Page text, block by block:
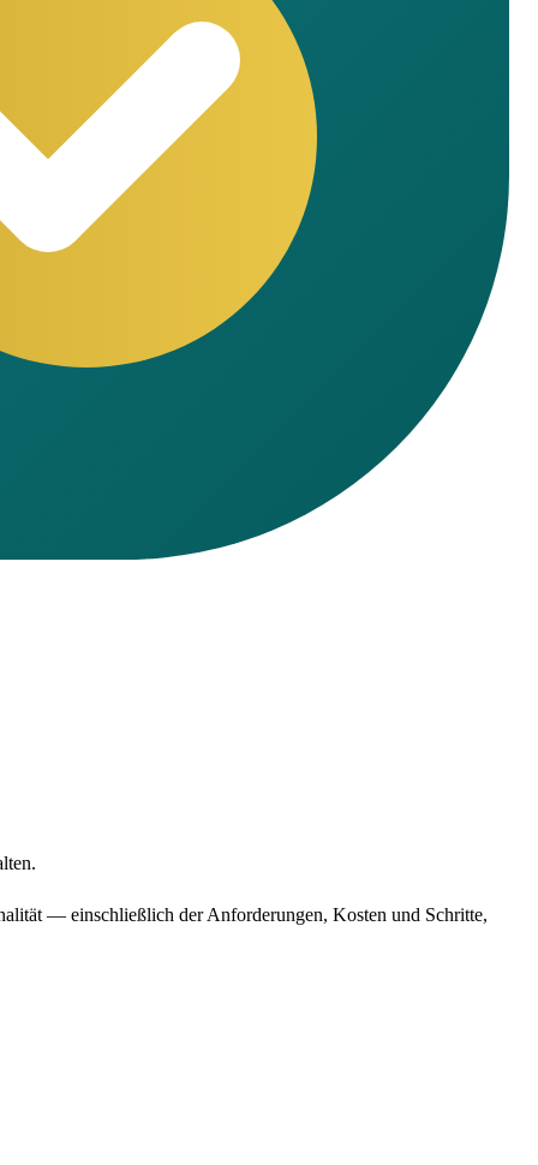
— einschließlich der Anforderungen, Kosten und Schritte,